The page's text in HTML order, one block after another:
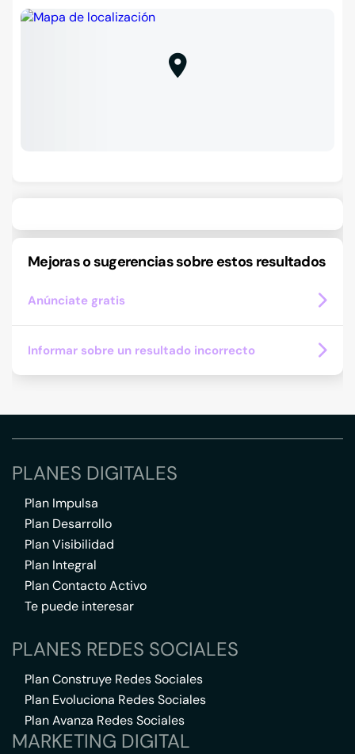
Mejoras o sugerencias sobre estos resultados
Anúnciate gratis
Informar sobre un resultado incorrecto
PLANES DIGITALES
Plan Impulsa
Plan Desarrollo
Plan Visibilidad
Plan Integral
Plan Contacto Activo
Te puede interesar
PLANES REDES SOCIALES
Plan Construye Redes Sociales
Plan Evoluciona Redes Sociales
Plan Avanza Redes Sociales
MARKETING DIGITAL